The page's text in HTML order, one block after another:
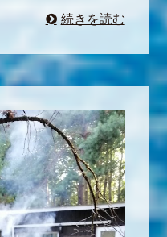
続きを読む